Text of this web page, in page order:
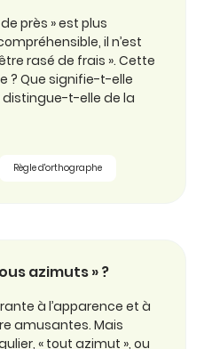
près » est plus
il n’est
rasé de frais ». Cette
? Que signifie-t-elle
distingue-t-elle de la
Règle d'orthographe
azimuts » ?
à l’apparence et à
amusantes. Mais
« tout azimut », ou